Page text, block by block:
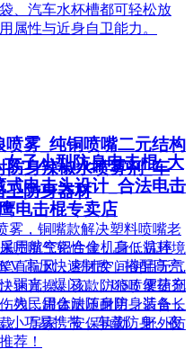
、汽车水杯槽都可轻松放
属性与近身自卫能力。
子小型防身电击棍_大
电击头设计_合法电击
电击棍专卖店
用航空铝合金机身，抗摔
高压快速制敌，搭配高亮
弱光 / 爆闪），USB 便捷充
为民用合法随身防身装备，
小巧易携带，车载防身、夜
荐！
雾_纯铜喷嘴二元结构
防身辣椒水喷雾剂_车
卫防身器材
雾，铜嘴款解决塑料喷嘴老
喷嘴气密性佳，高低温环境
直抗风，密闭空间使用无气
速盲操。该款防狼喷雾药剂
残，罐体耐压耐用，适合长
、居家、安保执勤、野外防